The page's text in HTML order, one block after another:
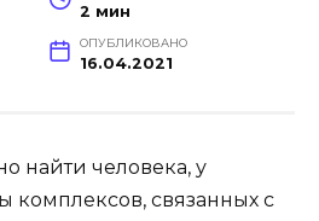
2 мин
ОПУБЛИКОВАНО
16.04.2021
найти человека, у
комплексов, связанных с